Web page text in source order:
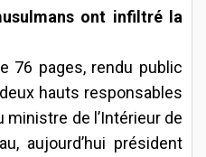
ont infiltré la
76 pages, rendu public
hauts responsables
de l’Intérieur de
aujourd’hui président